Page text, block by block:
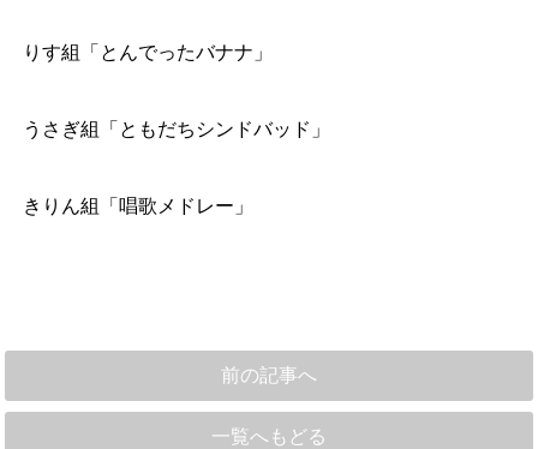
りす組「とんでったバナナ」
うさぎ組「ともだちシンドバッド」
きりん組「唱歌メドレー」
前の記事へ
一覧へもどる